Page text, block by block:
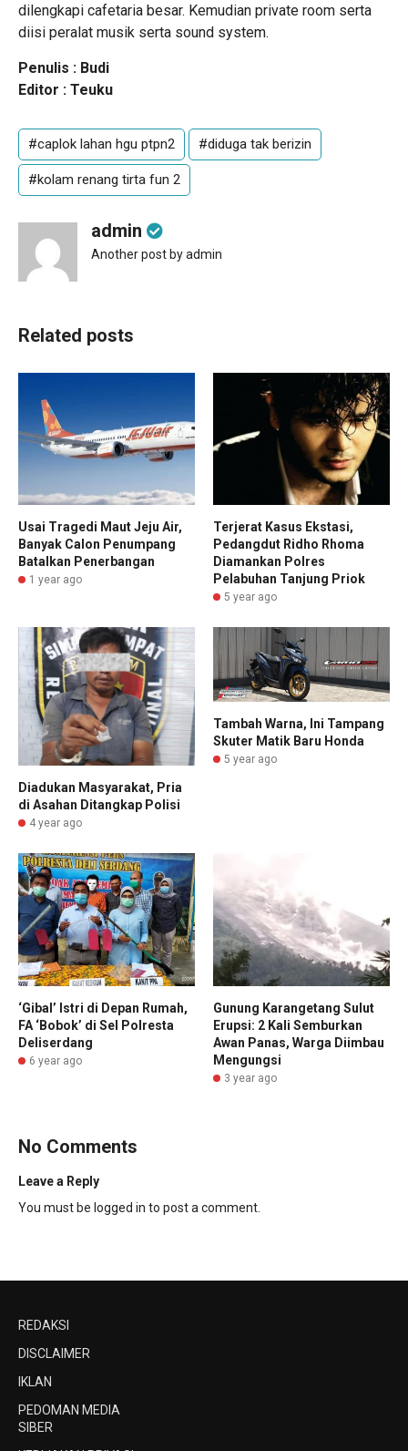
dilengkapi cafetaria besar. Kemudian private room serta
diisi peralat musik serta sound system.
Penulis : Budi
Editor : Teuku
#caplok lahan hgu ptpn2 #diduga tak berizin
#kolam renang tirta fun 2
admin
Another post by admin
Related posts
Usai Tragedi Maut Jeju Air,
Banyak Calon Penumpang
Batalkan Penerbangan
1 year ago
Terjerat Kasus Ekstasi,
Pedangdut Ridho Rhoma
Diamankan Polres
Pelabuhan Tanjung Priok
5 year ago
Diadukan Masyarakat, Pria
di Asahan Ditangkap Polisi
4 year ago
Tambah Warna, Ini Tampang
Skuter Matik Baru Honda
5 year ago
‘Gibal’ Istri di Depan Rumah,
FA ‘Bobok’ di Sel Polresta
Deliserdang
6 year ago
Gunung Karangetang Sulut
Erupsi: 2 Kali Semburkan
Awan Panas, Warga Diimbau
Mengungsi
3 year ago
No Comments
Leave a Reply
You must be logged in to post a comment.
REDAKSI
DISCLAIMER
IKLAN
PEDOMAN MEDIA
SIBER